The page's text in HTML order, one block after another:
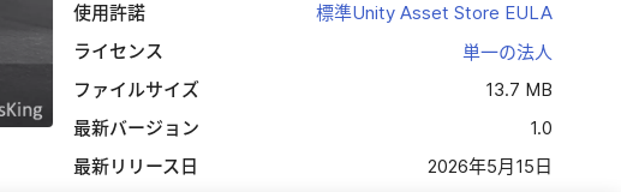
使用許諾
標準Unity Asset Store EULA
ライセンス
単一の法人
ファイルサイズ
13.7 MB
最新バージョン
1.0
最新リリース日
2026年5月15日